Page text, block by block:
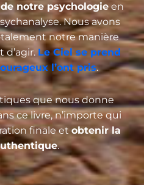
notre psychologieen
Nous avons
notre manière
d’agir. Le Ciel se prend
l’ont pris.
que nous donne
ce livre, n’importe qui
finale et obtenir la
.